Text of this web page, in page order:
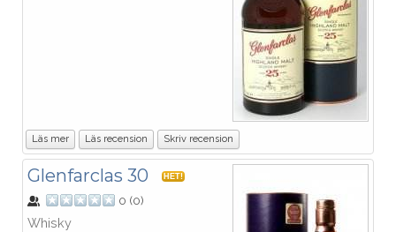
Läs mer Läs recension Skriv recension
Glenfarclas 30 HET!
0 (0)
Whisky